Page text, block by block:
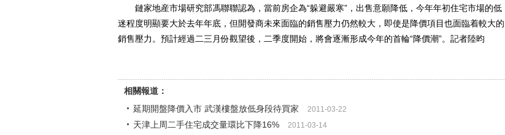
鏈家地産市場研究部馮聯聯認為，當前房企為“躲避嚴寒”，出售意願降低，今年年初住宅市場的低
迷程度明顯要大於去年年底，但開發商未來面臨的銷售壓力仍然較大，即使是降價項目也面臨着較大的
銷售壓力。預計經過二三月份觀望後，二季度開始，將會逐漸形成今年的首輪“降價潮”。記者陸昀
相關報道：
延期開盤降價入市 武漢樓盤放低身段待買家
2011-03-22
天津上周二手住宅成交量環比下降16% 2011-03-14